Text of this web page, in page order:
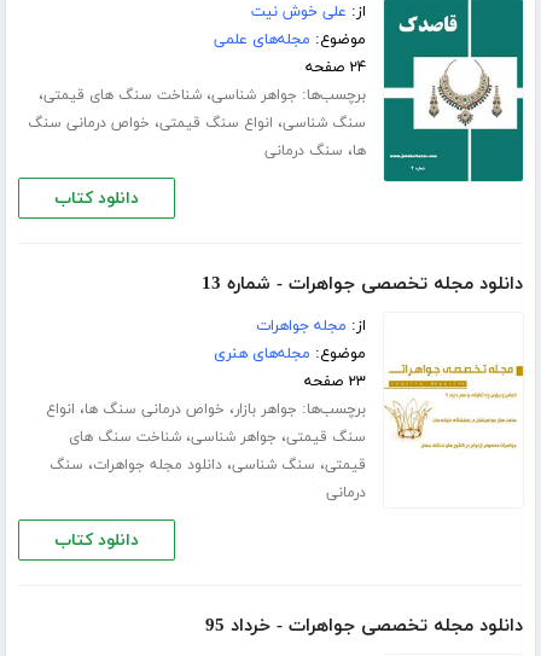
از: علی خوش نیت
موضوع: مجله‌های علمی
۲۴ صفحه
برچسب‌ها: جواهر شناسی،شناخت سنگ های قیمتی،
سنگ شناسی، انواع سنگ قیمتی، خواص درمانی سنگ
ها، سنگ درمانی
دانلود کتاب
دانلود مجله تخصصی جواهرات - شماره 13
از: مجله جواهرات
موضوع: مجله‌های هنری
۲۳ صفحه
برچسب‌ها: جواهر بازار، خواص درمانی سنگ ها، انواع
سنگ قیمتی، جواهر شناسی،شناخت سنگ های
قیمتی، سنگ شناسی،دانلود مجله جواهرات، سنگ
درمانی
دانلود کتاب
دانلود مجله تخصصی جواهرات - خرداد 95